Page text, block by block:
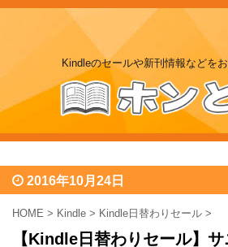
Kindleのセールや新刊情報などを
2016年10月24日
HOME > Kindle > Kindle日替わりセール >
【Kindle日替わりセール】